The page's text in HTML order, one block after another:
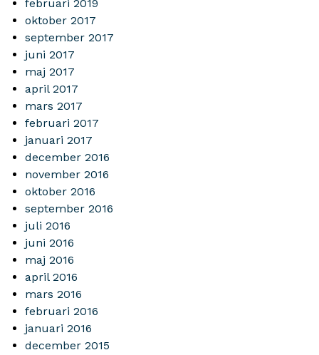
februari 2019
oktober 2017
september 2017
juni 2017
maj 2017
april 2017
mars 2017
februari 2017
januari 2017
december 2016
november 2016
oktober 2016
september 2016
juli 2016
juni 2016
maj 2016
april 2016
mars 2016
februari 2016
januari 2016
december 2015